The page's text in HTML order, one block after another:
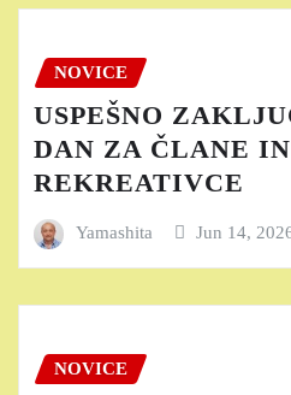
NOVICE
USPEŠNO
DAN ZA ČLANE IN
REKREATIVCE
Yamashita Jun 14,
NOVICE